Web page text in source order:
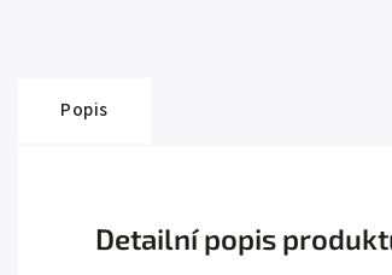
Popis
Detailní popis